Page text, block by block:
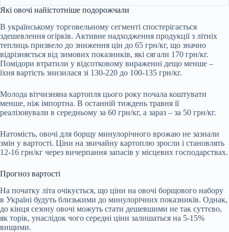
Які овочі найістотніше подорожчали
В українському торговельному сегменті спостерігається
здешевлення огірків. Активне надходження продукції з літніх
теплиць призвело до зниження цін до 65 грн/кг, що значно
відрізняється від зимових показників, які сягали 170 грн/кг.
Помідори втратили у відсотковому вираженні дещо менше –
їхня вартість знизилася зі 130-220 до 100-135 грн/кг.
Молода вітчизняна картопля цього року почала коштувати
менше, ніж імпортна. В останній тиждень травня її
реалізовували в середньому за 60 грн/кг, а зараз – за 50 грн/кг.
Натомість, овочі для борщу минулорічного врожаю не зазнали
змін у вартості. Ціни на звичайну картоплю зросли і становлять
12-16 грн/кг через вичерпання запасів у місцевих господарствах.
Прогноз вартості
На початку літа очікується, що ціни на овочі борщового набору
в Україні будуть близькими до минулорічних показників. Однак,
до кінця сезону овочі можуть стати дешевшими не так суттєво,
як торік, унаслідок чого середні ціни залишаться на 5-15%
вищими.